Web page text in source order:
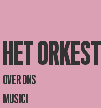
HET ORKEST
OVER ONS
MUSICI